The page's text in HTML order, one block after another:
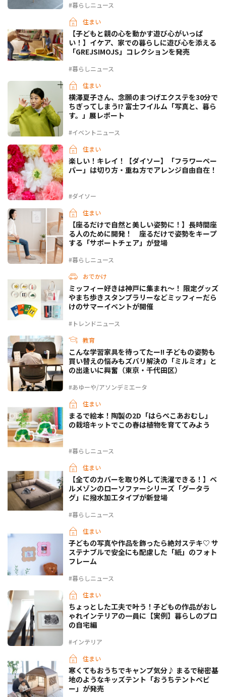
#暮らしニュース
住まい
#暮らしニュース
【子どもと親の心を動かす遊び心がいっぱ
い！】イケア、家での暮らしに遊び心を添える
「GREJSIMOJS」コレクションを発売
住まい
#イベントニュース
横澤夏子さん、念願のまつげエクステを30分で
ちぎってしまう!? 富士フイルム「写真と、暮ら
す。」展レポート
住まい
#ダイソー
楽しい！キレイ！【ダイソー】「フラワーペー
パー」は切り方・重ね方でアレンジ自由自在！
住まい
#暮らしニュース
【座るだけで自然と美しい姿勢に！】長時間座
る人のために開発！ 座るだけで姿勢をキープ
する「サポートチェア」が登場
おでかけ
#トレンドニュース
ミッフィー好きは神戸に集まれ～！ 限定グッズ
やまち歩きスタンプラリーなどミッフィーだら
けのサマーイベントが開催
教育
#あゆーや/アソンデミエータ
こんな学習家具を待ってたー!! 子どもの姿勢も
買い替えの悩みもズバリ解決の「ミルミオ」と
の出逢いに興奮（東京・千代田区）
住まい
#暮らしニュース
まるで絵本！陶製の2D「はらぺこあおむし」
の栽培キットでこの春は植物を育ててみよう
住まい
#暮らしニュース
【全てのカバーを取り外して洗濯できる！】ベ
ルメゾンのローソファーシリーズ「グータラ
グ」に撥水加工タイプが新登場
住まい
#暮らしニュース
子どもの写真や作品を飾ったら絶対ステキ♡ サ
ステナブルで安全にも配慮した「紙」のフォト
フレーム
住まい
#インテリア
ちょっとした工夫で叶う！子どもの作品がおし
ゃれインテリアの一員に【実例】暮らしのプロ
の自宅編
住まい
寒くてもおうちでキャンプ気分♪ まるで秘密基
地のようなキッズテント「おうちテントベビ
ー」が発売